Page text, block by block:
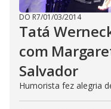
DO R7/01/03/2014
Tatá
com
Salvador
Humorista fez alegria